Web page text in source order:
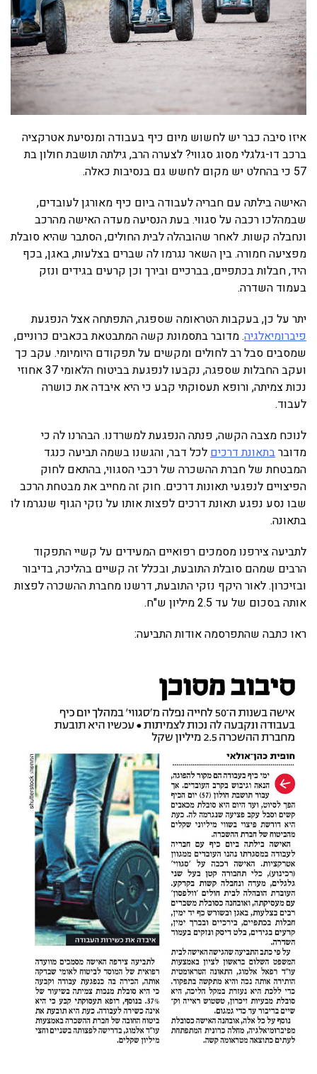
איזו סיבה כבר יש לחשוש מיום כיף בעבודה ומנסיעת אטרקציה
ברכב דו-גלגלי מסוג סגווי? לצערה הרב, גילתה תושבת חולון בת
57 כי בהחלט יש מקום לחשש גם בנסיבות כאלה.
האישה בילתה עם חבריה לעבודה ביום כיף מאורגן לעובדים,
שבמהלכו רכבה על סגווי. בעת הנסיעה מעדה האישה מהרכב
ונחבלה קשות. לאחר שהובהלה לבית החולים, הסתבר שהיא סובלת
מפציעה חמורה. בין השאר נגרמו לה שברים בצלעות, באגן, בכף
היד, חבלות בכתפיים, בברכיים ובירך וכן קרעים בגידים ונזק
בעמוד השדרה.
יתר על כן, בעקבות הטראומה שספגה, התפתחה אצל הנפגעת
פיברומיאלגיה. מדובר בתסמונת קשה המתבטאת בכאבים כרוניים,
שמסבים סבל רב לחולים ומקשים על תפקודם היומיומי. עקב כך
ועקב החבלות שספגה, נקבעו לנפגעת בביטוח הלאומי 37 אחוזי
נכות צמיתה, ורופא תעסוקתי קבע כי היא איבדה את כושרה
לעבוד.
לנוכח מצבה הקשה, פנתה הנפגעת למשרדנו. הבהרנו לה כי
מדוברבתאונת דרכיםלכל דבר, והגשנו בשמה תביעה כנגד
המבטחת של חברת ההשכרה של רכבי הסגווי, בהתאם לחוק
הפיצויים לנפגעי תאונות דרכים. חוק זה מחייב את מבטחת הרכב
שבו נסע נפגע תאונת דרכים לפצות אותו על נזקי הגוף שנגרמו לו
בתאונה.
לתביעה צירפנו מסמכים רפואיים המעידים על קשיי התפקוד
הרבים שמהם סובלת התובעת, ובכלל זה קשיים בהליכה, בדיבור
ובזיכרון. לאור היקף נזקי התובעת, דרשנו מחברת ההשכרה לפצות
אותה בסכום של עד 2.5 מיליון ש"ח.
ראו כתבה שהתפרסמה אודות התביעה: